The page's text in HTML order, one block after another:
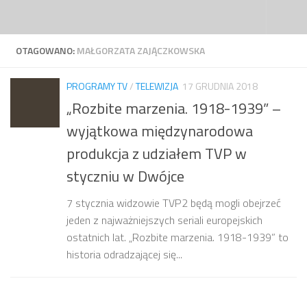
OTAGOWANO:MAŁGORZATA ZAJĄCZKOWSKA
PROGRAMY TV/TELEWIZJA 17 GRUDNIA 2018
„Rozbite marzenia. 1918-1939” –
wyjątkowa międzynarodowa
produkcja z udziałem TVP w
styczniu w Dwójce
7 stycznia widzowie TVP2 będą mogli obejrzeć
jeden z najważniejszych seriali europejskich
ostatnich lat. „Rozbite marzenia. 1918-1939” to
historia odradzającej się...